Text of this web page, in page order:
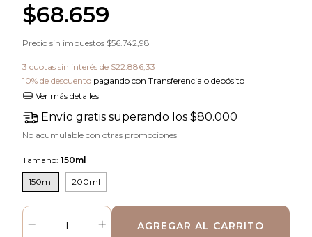
$68.659
Precio sin impuestos $56.742,98
3 cuotas sin interés de $22.886,33
10% de descuento pagando con Transferencia o depósito
Ver más detalles
Envío gratis superando los $80.000
No acumulable con otras promociones
Tamaño: 150ml
150ml 200ml